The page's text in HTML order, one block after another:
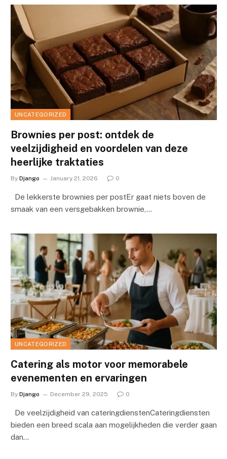
UNCATEGORIZED
Brownies per post: ontdek de
veelzijdigheid en voordelen van deze
heerlijke traktaties
By Django January 21, 2026 0
De lekkerste brownies per postEr gaat niets boven de
smaak van een versgebakken brownie,…
UNCATEGORIZED
Catering als motor voor memorabele
evenementen en ervaringen
By Django December 29, 2025 0
De veelzijdigheid van cateringdienstenCateringdiensten
bieden een breed scala aan mogelijkheden die verder gaan
dan…